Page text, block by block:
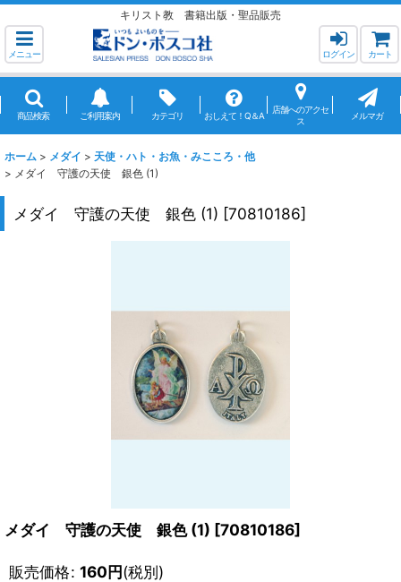
キリスト教 書籍出版・聖品販売
メニュー ログイン カート
商品検索 ご利用案内 カテゴリ おしえて！Q＆A
店舗へのアクセ
ス
メルマガ
ホーム > メダイ > 天使・ハト・お魚・みこころ・他
> メダイ 守護の天使 銀色 (1)
メダイ 守護の天使 銀色 (1) [70810186]
メダイ 守護の天使 銀色 (1) [70810186]
販売価格: 160円(税別)